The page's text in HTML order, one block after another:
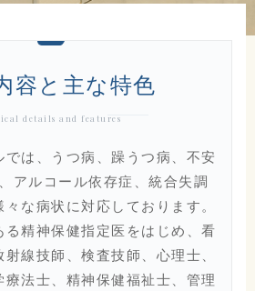
容と主な特色
details and features
では、うつ病、躁うつ病、不安
アルコール依存症、統合失調
な病状に対応しております。
る精神保健指定医をはじめ、看
線技師、検査技師、心理士、
法士、精神保健福祉士、管理